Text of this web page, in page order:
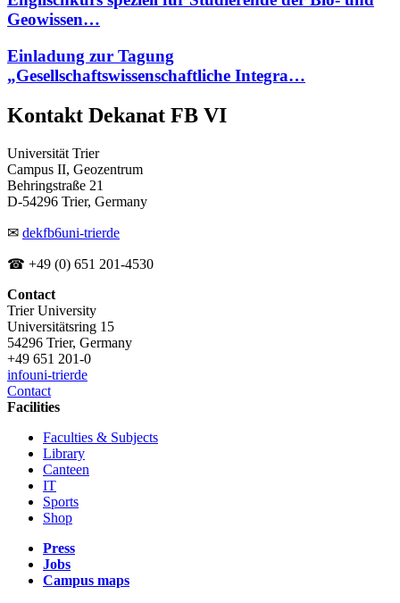
Geowissen…
Einladung zur Tagung
„Gesellschaftswissenschaftliche Integra…
Kontakt Dekanat FB VI
Universität Trier
Campus II, Geozentrum
Behringstraße 21
D-54296 Trier, Germany
✉ dekfb6uni-trierde
☎ +49 (0) 651 201-4530
Contact
Trier University
Universitätsring 15
54296 Trier, Germany
+49 651 201-0
infouni-trierde
Contact
Facilities
Faculties & Subjects
Library
Canteen
IT
Sports
Shop
Press
Jobs
Campus maps